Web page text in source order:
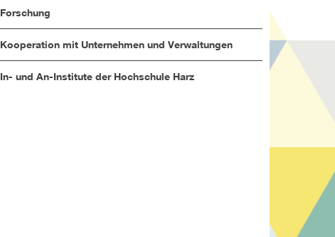
Forschung
Kooperation mit Unternehmen und Verwaltungen
In- und An-Institute der Hochschule Harz